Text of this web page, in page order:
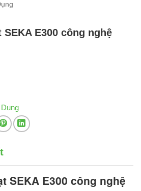
E300 công nghệ
SEKA E300 công nghệ